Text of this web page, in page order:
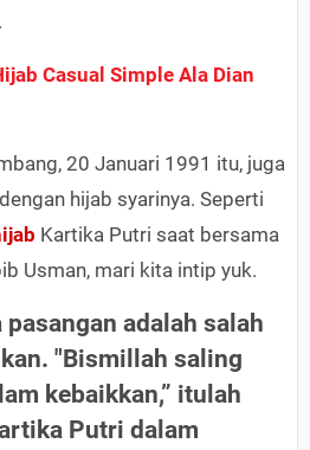
Casual Simple Ala Dian
20 Januari 1991 itu, juga
hijab syarinya. Seperti
Kartika Putri saat bersama
Usman, mari kita intip yuk.
adalah salah
"Bismillah saling
kebaikkan,” itulah
Putri dalam